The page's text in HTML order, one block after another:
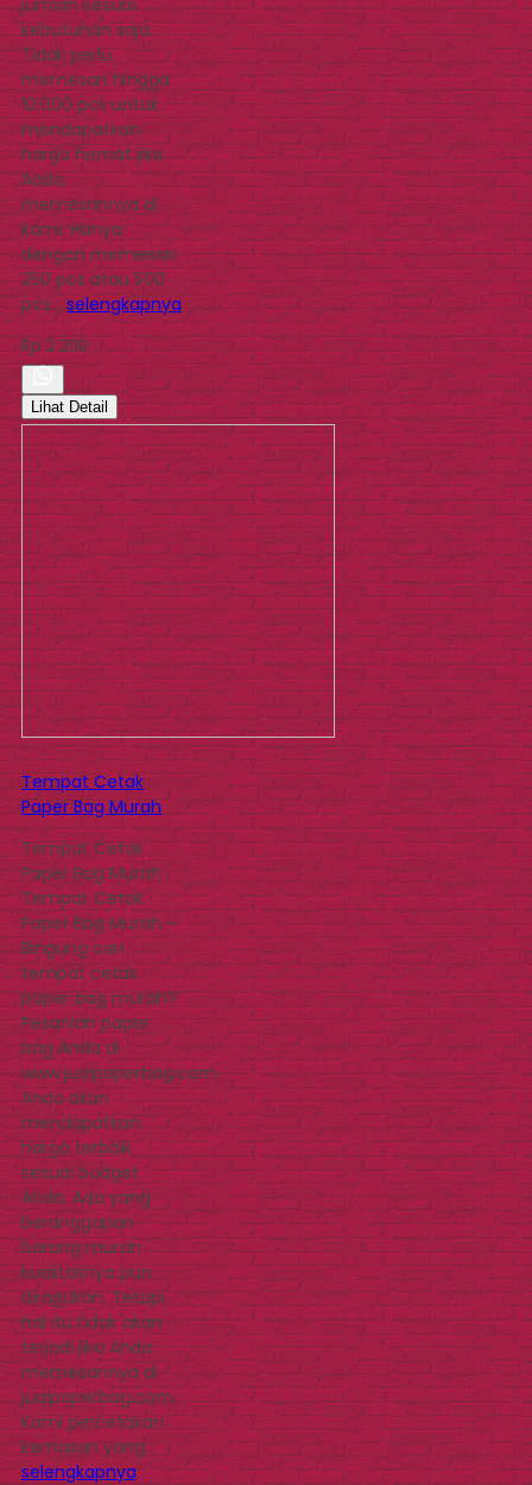
kebutuhan saja.
Tidak perlu
memesan hingga
10.000 pcs untuk
mendapatkan
harga hemat jika
Aada
memesannya di
kami. Hanya
dengan memesan
250 pcs atau 500
pcs…selengkapnya
Rp 2.200
Lihat Detail
Tempat Cetak
Paper Bag Murah
Tempat Cetak
Paper Bag Murah
Tempat Cetak
Paper Bag Murah –
Bingung cari
tempat cetak
paper bag murah?
Pesanlah paper
bag Anda di
www.jualpaperbag.com.
Anda akan
mendapatkan
harga terbaik
sesuai budget
Anda. Ada yang
beranggapan
barang murah
kualitasnya pun
diragukan. Tetapi
hal itu tidak akan
terjadi jika Anda
memesannya di
jualpaperbag.com.
Kami percetakan
kemasan yang…
selengkapnya